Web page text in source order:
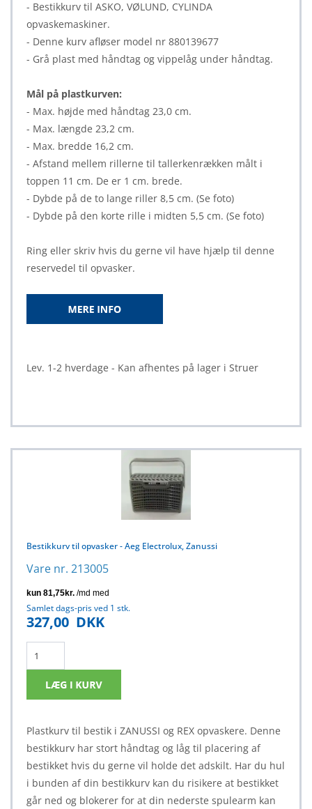
- Bestikkurv til ASKO, VØLUND, CYLINDA
opvaskemaskiner.
- Denne kurv afløser model nr 880139677
- Grå plast med håndtag og vippelåg under håndtag.
Mål på plastkurven:
- Max. højde med håndtag 23,0 cm.
- Max. længde 23,2 cm.
- Max. bredde 16,2 cm.
- Afstand mellem rillerne til tallerkenrækken målt i
toppen 11 cm. De er 1 cm. brede.
- Dybde på de to lange riller 8,5 cm. (Se foto)
- Dybde på den korte rille i midten 5,5 cm. (Se foto)
Ring eller skriv hvis du gerne vil have hjælp til denne
reservedel til opvasker.
Lev. 1-2 hverdage - Kan afhentes på lager i Struer
Bestikkurv til opvasker - Aeg Electrolux, Zanussi
Vare nr. 213005
Samlet dags-pris ved 1 stk.
327,00 DKK
Plastkurv til bestik i ZANUSSI og REX opvaskere. Denne
bestikkurv har stort håndtag og låg til placering af
bestikket hvis du gerne vil holde det adskilt. Har du hul
i bunden af din bestikkurv kan du risikere at bestikket
går ned og blokerer for at din nederste spulearm kan